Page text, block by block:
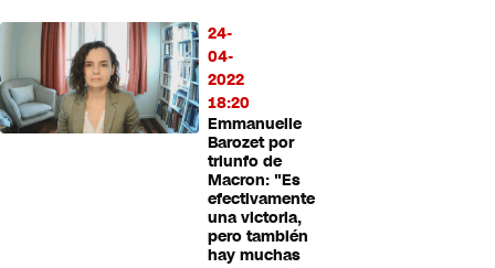
24-
04-
2022
18:20
Emmanuelle
Barozet por
triunfo de
Macron: "Es
efectivamente
una victoria,
pero también
hay muchas